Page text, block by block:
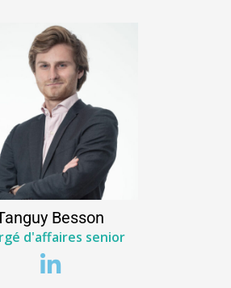
Besson
d'affaires senior